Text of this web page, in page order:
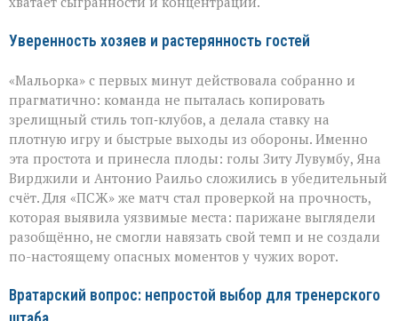
Уверенность хозяев и растерянность гостей
«Мальорка» с первых минут действовала собранно и
прагматично: команда не пыталась копировать
зрелищный стиль топ‑клубов, а делала ставку на
плотную игру и быстрые выходы из обороны. Именно
эта простота и принесла плоды: голы Зиту Лувумбу, Яна
Вирджили и Антонио Раильо сложились в убедительный
счёт. Для «ПСЖ» же матч стал проверкой на прочность,
которая выявила уязвимые места: парижане выглядели
разобщённо, не смогли навязать свой темп и не создали
по-настоящему опасных моментов у чужих ворот.
Вратарский вопрос: непростой выбор для тренерского